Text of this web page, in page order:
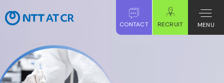
MENU
CONTACT RECRUIT